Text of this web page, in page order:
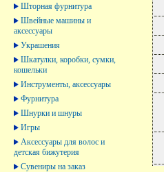
Шторная фурнитура
Швейные машины и
аксессуары
Украшения
Шкатулки, коробки, сумки,
кошельки
Инструменты, аксессуары
Фурнитура
Шнурки и шнуры
Игры
Аксессуары для волос и
детская бижутерия
Сувениры на заказ